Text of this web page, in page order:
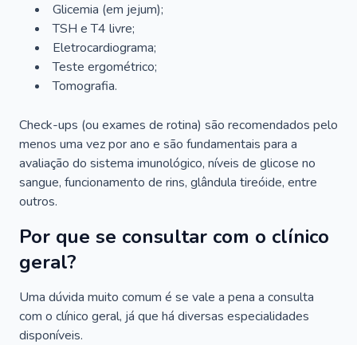
Glicemia (em jejum);
TSH e T4 livre;
Eletrocardiograma;
Teste ergométrico;
Tomografia.
Check-ups (ou exames de rotina) são recomendados pelo
menos uma vez por ano e são fundamentais para a
avaliação do sistema imunológico, níveis de glicose no
sangue, funcionamento de rins, glândula tireóide, entre
outros.
Por que se consultar com o clínico
geral?
Uma dúvida muito comum é se vale a pena a consulta
com o clínico geral, já que há diversas especialidades
disponíveis.